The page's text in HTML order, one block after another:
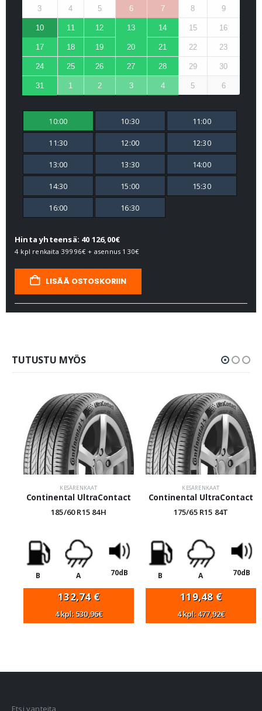
3 4 5 6 7 8 9
10 11 12 13 14 15 16
17 18 19 20 21 22 23
24 25 26 27 28 29 30
31 1 2 3 4 5 6
10:00 10:30 11:00
11:30 12:00 12:30
13:00 13:30 14:00
14:30 15:00 15:30
16:00 16:30
Hinta yhteensä: 40 126,00€
4 kpl renkaita 39996€ + asennus 130€
LISÄÄ OSTOSKORIIN
TUTUSTU MYÖS
KESÄRENKAAT
Continental UltraContact
185/60 R15 84H
B A 70dB
132,74 €
4 kpl: 530,96€
KESÄRENKAAT
Continental UltraContact
175/65 R15 84T
B A 70dB
119,48 €
4 kpl: 477,92€
Etsi vanteita